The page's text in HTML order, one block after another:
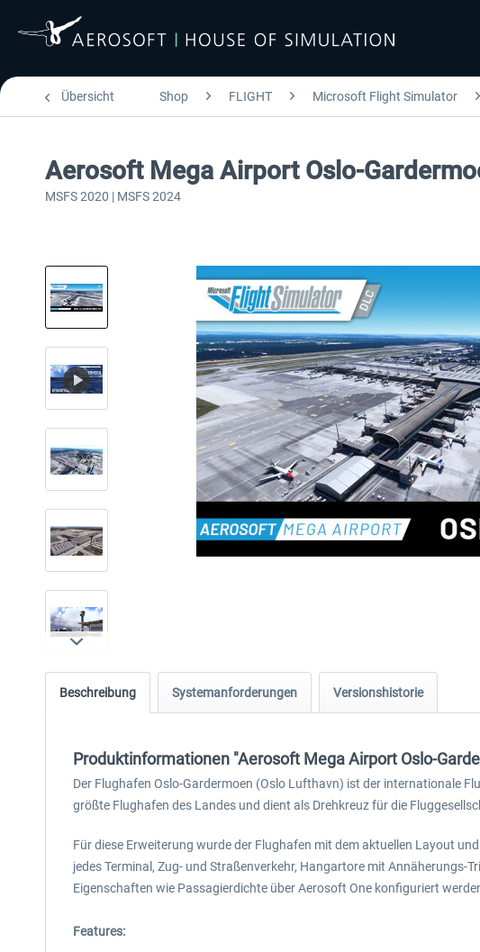
Übersicht Shop FLIGHT Microsoft Flight Simulator
Aerosoft Mega Airport Oslo-
MSFS 2020 | MSFS 2024
Beschreibung Systemanforderungen Versionshistorie
Produktinformationen "Aerosoft Mega Airport Oslo-
Der Flughafen Oslo-Gardermoen (Oslo Lufthavn) ist der internationale
größte Flughafen des Landes und dient als Drehkreuz für die
Für diese Erweiterung wurde der Flughafen mit dem aktuellen Layout
jedes Terminal, Zug- und Straßenverkehr, Hangartore mit Annäherungs-
Eigenschaften wie Passagierdichte über Aerosoft One konfiguriert
Features: